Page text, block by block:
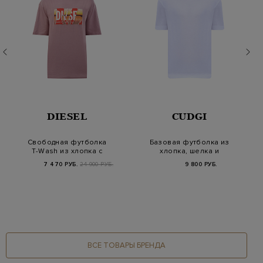
DIESEL
Свободная футболка
T-Wash из хлопка с
двойным принтом
7 470 РУБ. 24 900 РУБ.
CUDGI
Базовая футболка из
хлопка, шелка и
тенселя
9 800 РУБ.
ВСЕ ТОВАРЫ БРЕНДА